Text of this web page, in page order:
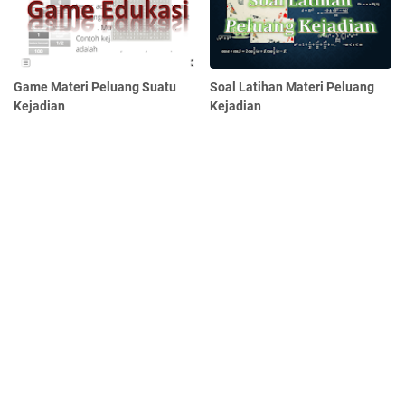
Game Materi Peluang Suatu
Kejadian
Soal Latihan Materi Peluang
Kejadian